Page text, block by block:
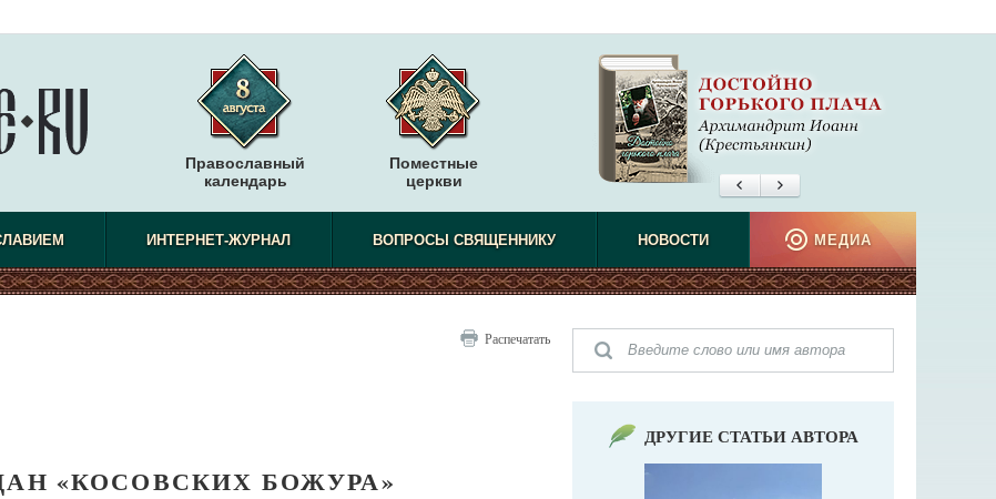
Православный
календарь
Поместные
церкви
ИНТЕРНЕТ-ЖУРНАЛ ВОПРОСЫ СВЯЩЕННИКУ НОВОСТИ МЕДИА
Распечатать
«КОСОВСКИХ БОЖУРА»
ДРУГИЕ СТАТЬИ АВТОРА